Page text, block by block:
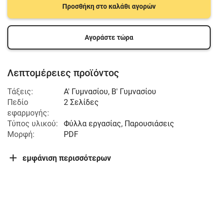
Προσθήκη στο καλάθι αγορών
Αγοράστε τώρα
Λεπτομέρειες προϊόντος
Τάξεις: Α' Γυμνασίου, Β' Γυμνασίου
Πεδίο
εφαρμογής:
2 Σελίδες
Τύπος υλικού:
Φύλλα εργασίας, Παρουσιάσεις
Μορφή:
PDF
εμφάνιση περισσότερων